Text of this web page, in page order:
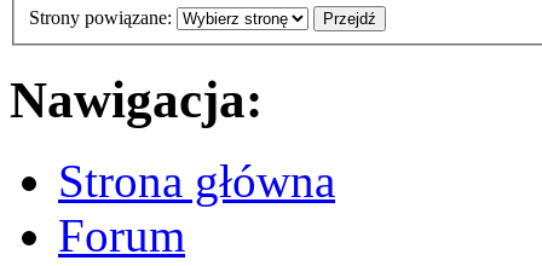
Strony powiązane:
Nawigacja:
Strona główna
Forum